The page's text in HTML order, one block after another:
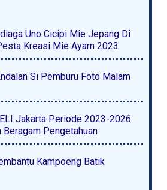
Uno Cicipi Mie Jepang Di
Kreasi Mie Ayam 2023
Si Pemburu Foto Malam
Jakarta Periode 2023-2026
Pengetahuan
Kampoeng Batik